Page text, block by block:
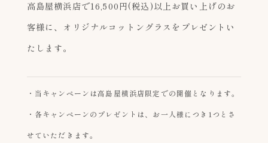
高島屋横浜店で16,500円(税込)以上お買い上げのお
客様に、オリジナルコットングラスをプレゼントい
たします。
・当キャンペーンは高島屋横浜店限定での開催となります。
・各キャンペーンのプレゼントは、お一人様につき1つとさ
せていただきます。